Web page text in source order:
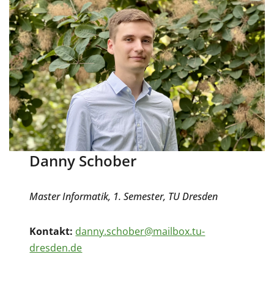
Danny Schober
Master Informatik, 1. Semester, TU Dresden
Kontakt: danny.schober@mailbox.tu-
dresden.de